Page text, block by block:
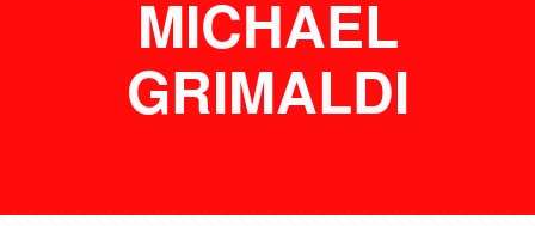
MICHAEL
GRIMALDI